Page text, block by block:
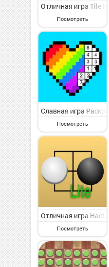
Отличная игра Tile
Посмотреть
Славная игра
Посмотреть
Отличная игра
Посмотреть